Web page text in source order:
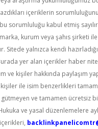
içeriklerin
sorumluluğu kabul etmiş
kurum veya şahıs şirketi ile
Sitede yalnızca kendi
yer alan içerikler haber
ve kişiler hakkında paylaşım
ile isim benzerlikleri
gütmeyen ve tamamen ücretsiz
ve yasal düzenlemelere